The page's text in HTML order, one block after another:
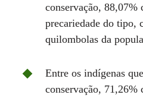
conservação, 88,07%
precariedade do tipo,
quilombolas da
Entre os indígenas
conservação, 71,26%